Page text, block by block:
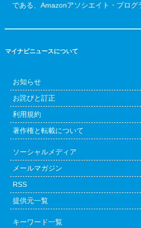
である、Amazonアソシエイト・プログ
マイナビニュースについて
お知らせ
お詫びと訂正
利用規約
著作権と転載について
ソーシャルメディア
メールマガジン
RSS
提供元一覧
キーワード一覧